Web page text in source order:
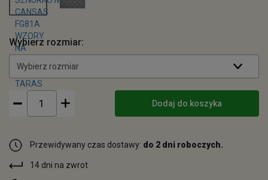
Wybierz rozmiar:
Wybierz rozmiar
Dodaj do koszyka
Przewidywany czas dostawy: do 2 dni roboczych.
14 dni na zwrot